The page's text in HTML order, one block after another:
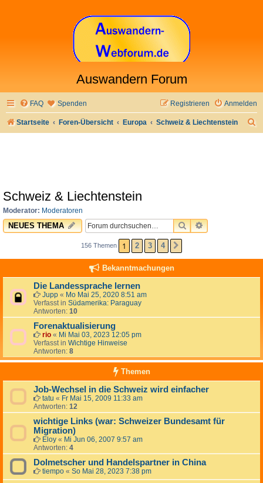
Auswandern Forum
FAQ Spenden Anmelden
Registrieren
Startseite Foren-Übersicht Europa Schweiz & Liechtenstein
Schweiz & Liechtenstein
Moderator: Moderatoren
NEUES THEMA SUCHEERWEITERTE
156 Themen 1 2 3 4
Bekanntmachungen
Die Landessprache lernen
Jupp « Mo Mai 25, 2020 8:51 am
Verfasst in Südamerika: Paraguay
Antworten: 10
Forenaktualisierung
rio « Mi Mai 03, 2023 12:05 pm
Verfasst in Wichtige Hinweise
Antworten: 8
Themen
Job-Wechsel in die Schweiz wird einfacher
tatu « Fr Mai 15, 2009 11:33 am
Antworten: 12
wichtige Links (war: Schweizer Bundesamt für
Migration)
Eloy « Mi Jun 06, 2007 9:57 am
Antworten: 4
Dolmetscher und Handelspartner in China
tiempo « So Mai 28, 2023 7:38 pm